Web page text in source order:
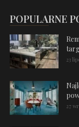
POPULARNE
23
27